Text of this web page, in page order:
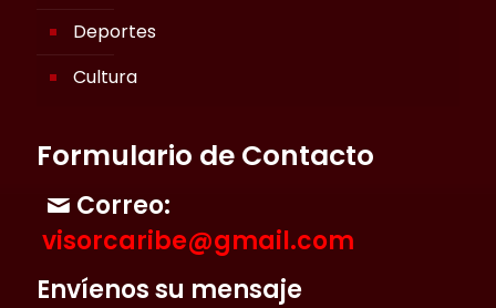
Deportes
Cultura
Formulario de Contacto
Correo:
visorcaribe@gmail.com
Envíenos su mensaje